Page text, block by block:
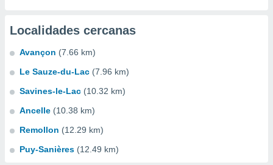
Localidades cercanas
Avançon (7.66 km)
Le Sauze-du-Lac (7.96 km)
Savines-le-Lac (10.32 km)
Ancelle (10.38 km)
Remollon (12.29 km)
Puy-Sanières (12.49 km)